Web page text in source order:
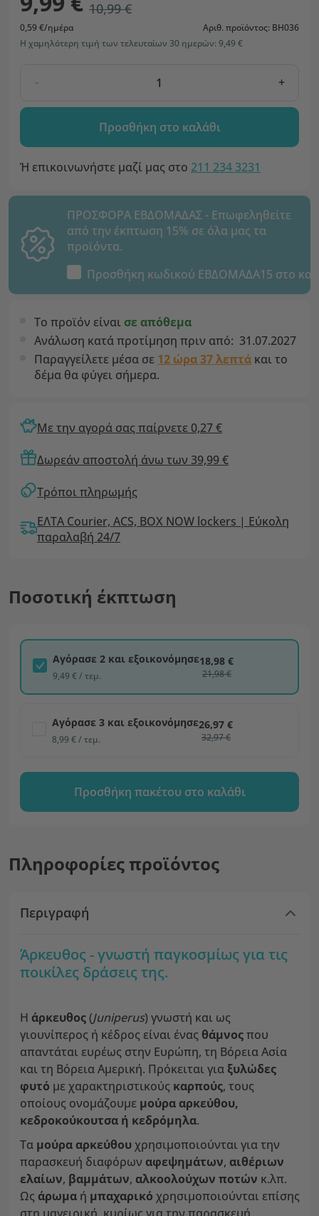
10,99 €
0,59 €/ημέρα
Αριθ. προϊόντος: BH036
Η χαμηλότερη τιμή των τελευταίων 30 ημερών: 9,49 €
- +
Προσθήκη στο καλάθι
Ή επικοινωνήστε μαζί μας στο 211 234 3231
ΠΡΟΣΦΟΡΑ ΕΒΔΟΜΑΔΑΣ - Επωφεληθείτε
από την έκπτωση 15% σε όλα μας τα
προϊόντα.
Προσθήκη κωδικού ΕΒΔΟΜΑΔΑ15 στο
Το προϊόν είναι σε απόθεμα
Ανάλωση κατά προτίμηση πριν από: 31.07.2027
Παραγγείλετε μέσα σε 12 ώρα 37 λεπτά και το
δέμα θα φύγει σήμερα.
Με την αγορά σας παίρνετε 0,27 €
Δωρεάν αποστολή άνω των 39,99 €
Τρόποι πληρωμής
ΕΛΤΑ Courier, ACS, BOX NOW lockers | Εύκολη
παραλαβή 24/7
Ποσοτική έκπτωση
Αγόρασε 2 και εξοικονόμησε
9,49 € / τεμ.
18,98 €
21,98 €
Αγόρασε 3 και εξοικονόμησε
8,99 € / τεμ.
26,97 €
32,97 €
Προσθήκη πακέτου στο καλάθι
Πληροφορίες προϊόντος
Περιγραφή
Άρκευθος - γνωστή παγκοσμίως για τις
ποικίλες δράσεις της.
Η άρκευθος(Juniperus) γνωστή και ως
γιουνίπερος ή κέδρος είναι ένας θάμνοςπου
απαντάται ευρέως στην Ευρώπη, τη Βόρεια Ασία
και τη Βόρεια Αμερική. Πρόκειται για ξυλώδες
φυτό με χαρακτηριστικούς καρπούς, τους
οποίους ονομάζουμε μούρα αρκεύθου,
κεδροκούκουτσα ή κεδρόμηλα.
Τα μούρα αρκεύθουχρησιμοποιούνται για την
παρασκευή διαφόρων αφεψημάτων, αιθέριων
ελαίων, βαμμάτων, αλκοολούχων ποτών κ.λπ.
Ως άρωμα ή μπαχαρικό χρησιμοποιούνται επίσης